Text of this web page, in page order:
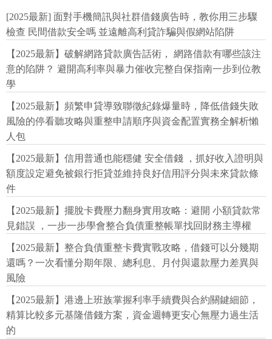
[2025最新] 面對手機簡訊與社群借錢廣告時，教你用三步驟
檢查 民間借款安全嗎 並遠離高利貸詐騙與假網站陷阱
【2025最新】破解網路貸款廣告話術， 網路借款有哪些該注
意的陷阱？ 避開高利率與暴力催收完整自保指南一步到位教
學
【2025最新】頻繁申貸導致聯徵紀錄爆量時，降低借錢失敗
風險的停看聽攻略與重整申請順序與資金配置實務全解析懶
人包
【2025最新】信用普通也能穩健 安全借錢 ，抓好收入證明與
額度設定避免被銀行拒貸並維持良好信用評分與未來貸款條
件
【2025最新】擺脫卡費壓力翻身實用攻略：避開 小額貸款常
見錯誤 ，一步一步學會整合負債重整帳單找回財務主導權
【2025最新】整合負債重整卡費實戰攻略，借錢可以分幾期
還嗎？一次看懂分期年限、總利息、月付與還款壓力差異與
風險
【2025最新】港邊上班族掌握利率手續費與合約關鍵細節，
精算比較多元基隆借錢方案，資金週轉更安心無壓力過生活
的